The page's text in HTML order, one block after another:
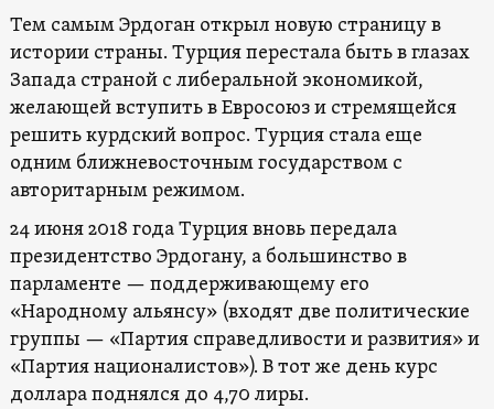
Тем самым Эрдоган открыл новую страницу в
истории страны. Турция перестала быть в глазах
Запада страной с либеральной экономикой,
желающей вступить в Евросоюз и стремящейся
решить курдский вопрос. Турция стала еще
одним ближневосточным государством с
авторитарным режимом.
24 июня 2018 года Турция вновь передала
президентство Эрдогану, а большинство в
парламенте — поддерживающему его
«Народному альянсу» (входят две политические
группы — «Партия справедливости и развития» и
«Партия националистов»). В тот же день курс
доллара поднялся до 4,70 лиры.